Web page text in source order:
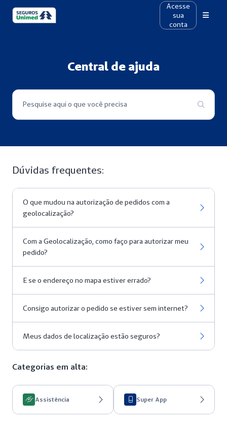
Acesse
sua
conta
Central de ajuda
Pesquise aqui o que você precisa
Dúvidas frequentes:
O que mudou na autorização de pedidos com a
geolocalização?
Com a Geolocalização, como faço para autorizar meu
pedido?
E se o endereço no mapa estiver errado?
Consigo autorizar o pedido se estiver sem internet?
Meus dados de localização estão seguros?
Categorias em alta:
Assistência Super App